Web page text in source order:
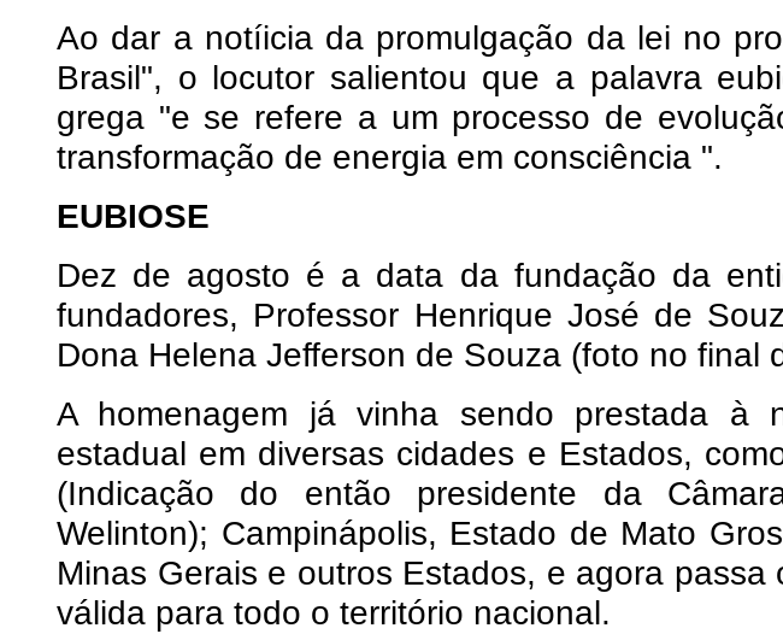
Ao dar a notíicia da promulgação da lei no
Brasil", o locutor salientou que a palavra
grega "e se refere a um processo de
transformação de energia em consciência ".
EUBIOSE
Dez de agosto é a data da fundação da
fundadores, Professor Henrique José de
Dona Helena Jefferson de Souza (foto no final
A homenagem já vinha sendo prestada à
estadual em diversas cidades e Estados,
(Indicação do então presidente da
Welinton); Campinápolis, Estado de Mato
Minas Gerais e outros Estados, e agora passa
válida para todo o território nacional.